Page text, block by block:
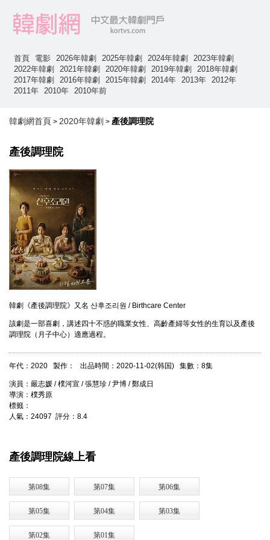
首頁 電影 2026年韓劇 2025年韓劇 2024年韓劇
2023年韓劇
2022年韓劇
2021年韓劇 2020年韓劇 2019年韓劇
2018年韓劇
2017年韓劇
2016年韓劇 2015年韓劇 2014年 2013年
2012年
2011年
2010年 2010年前
韓劇網首頁 > 2020年韓劇 > 產後調理院
產後調理院
韓劇《產後調理院》又名 산후조리원 / Birthcare Center
該劇是一部喜劇，講述四十不惑的職業女性、高齡產婦等女性的生育以及產後
調理院（月子中心）適應過程。
年代：2020 製作： 出品時間：2020-11-02(韩国) 集數：8集
演員：嚴志媛 / 樸河宣 / 張慧珍 / 尹博 / 鄭成日
導演：樸秀原
標籤：
人氣：24097 評分：8.4
產後調理院線上看
第08集 第07集 第06集
第05集 第04集 第03集
第02集 第01集